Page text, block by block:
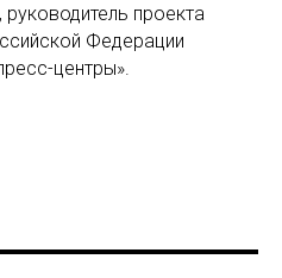
проекта
Федерации
центры».